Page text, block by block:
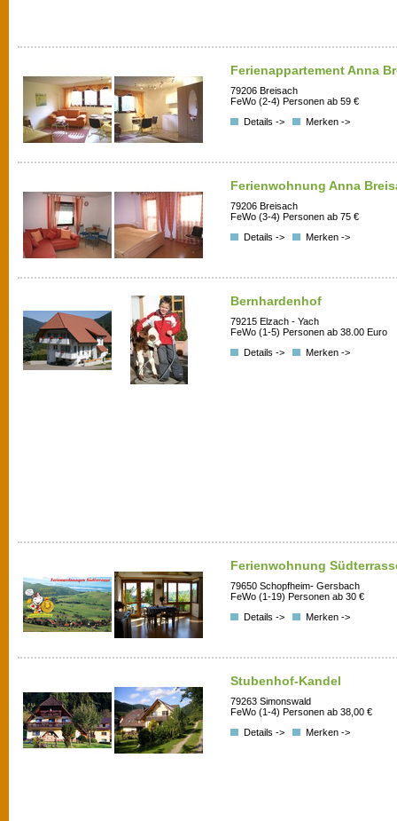
Ferienappartement Anna
79206 Breisach
FeWo (2-4) Personen ab 59 €
Details ->
Merken ->
Ferienwohnung Anna
79206 Breisach
FeWo (3-4) Personen ab 75 €
Details ->
Merken ->
Bernhardenhof
79215 Elzach - Yach
FeWo (1-5) Personen ab 38.00 Euro
Details ->
Merken ->
Ferienwohnung
79650 Schopfheim- Gersbach
FeWo (1-19) Personen ab 30 €
Details ->
Merken ->
Stubenhof-Kandel
79263 Simonswald
FeWo (1-4) Personen ab 38,00 €
Details ->
Merken ->